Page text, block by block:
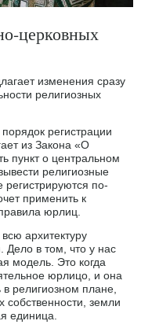
церковных
изменения сразу
религиозных
регистрации
из Закона «О
пункт о центральном
религиозные
регистрируются по-
применить к
юрлиц.
архитектуру
Дело в том, что у нас
модель. Это когда
юрлицо, и она
религиозном плане,
собственности, земли
единица.